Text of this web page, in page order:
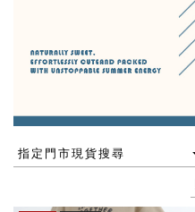
指定門市現貨搜尋